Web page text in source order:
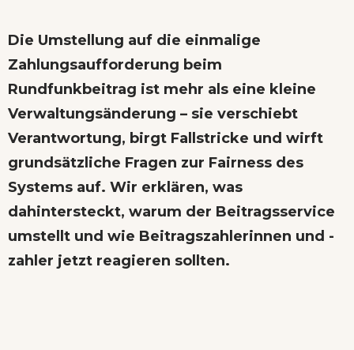
Die Umstellung auf die einmalige
Zahlungsaufforderung beim
Rundfunkbeitrag ist mehr als eine kleine
Verwaltungsänderung – sie verschiebt
Verantwortung, birgt Fallstricke und wirft
grundsätzliche Fragen zur Fairness des
Systems auf. Wir erklären, was
dahintersteckt, warum der Beitragsservice
umstellt und wie Beitragszahlerinnen und -
zahler jetzt reagieren sollten.​